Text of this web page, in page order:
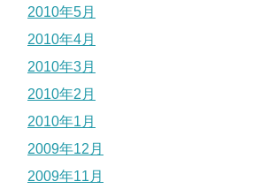
2010年5月
2010年4月
2010年3月
2010年2月
2010年1月
2009年12月
2009年11月